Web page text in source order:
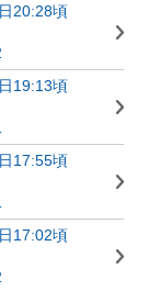
20:28頃
19:13頃
17:55頃
17:02頃